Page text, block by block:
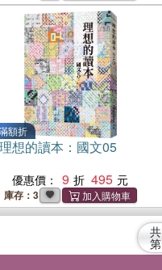
額折
理想的讀本：國文05
優惠價： 9 495
庫存：3
共
第